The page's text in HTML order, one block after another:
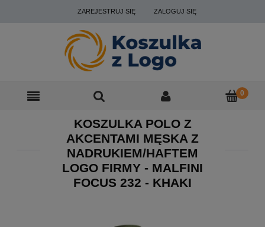
ZAREJESTRUJ SIĘ ZALOGUJ SIĘ
KOSZULKA POLO Z
AKCENTAMI MĘSKA Z
NADRUKIEM/HAFTEM
LOGO FIRMY - MALFINI
FOCUS 232 - KHAKI